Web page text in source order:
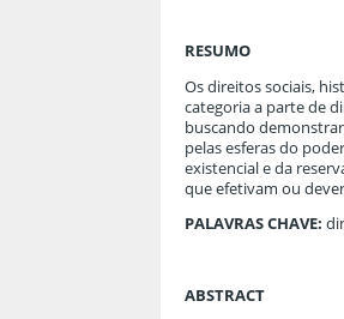
RESUMO
Os direitos sociais,
categoria a parte de
buscando
pelas esferas do
existencial e da
que efetivam ou
PALAVRAS CHAVE:
ABSTRACT